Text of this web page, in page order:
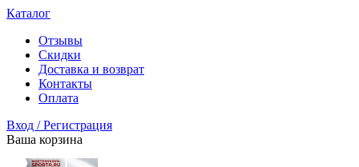
Каталог
Отзывы
Скидки
Доставка и возврат
Контакты
Оплата
Вход / Регистрация
Ваша корзина